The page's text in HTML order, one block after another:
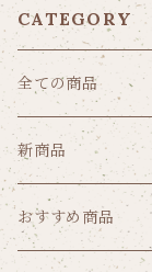
CATEGORY
全ての商品
新商品
おすすめ商品